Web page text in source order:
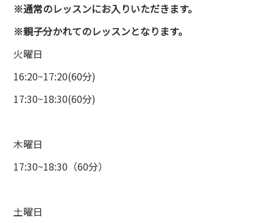
※通常のレッスンにお入りいただきます。
※親子分かれてのレッスンとなります。
火曜日
16:20~17:20(60分)
17:30~18:30(60分)
木曜日
17:30~18:30（60分）
土曜日